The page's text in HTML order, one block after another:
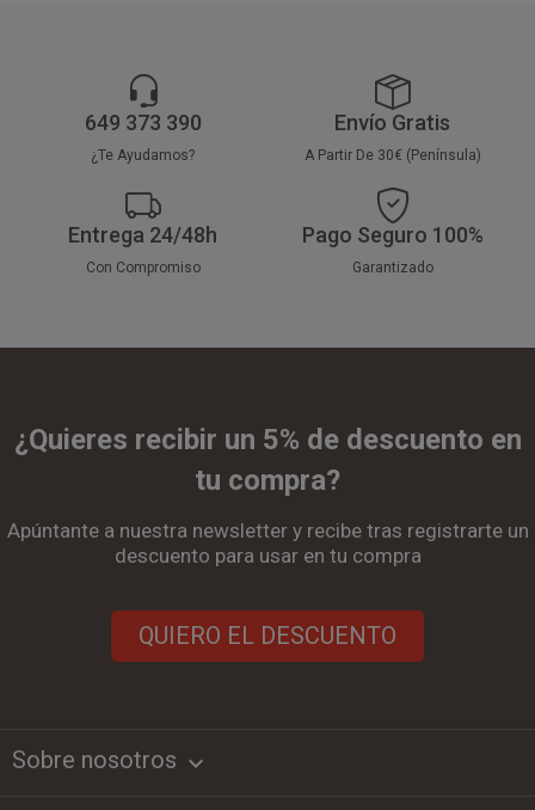
649 373 390
¿Te Ayudamos?
Envío Gratis
A Partir De 30€ (Península)
Entrega 24/48h
Con Compromiso
Pago Seguro 100%
Garantizado
¿Quieres recibir un 5% de descuento en
tu compra?
Apúntante a nuestra newsletter y recibe tras registrarte un
descuento para usar en tu compra
QUIERO EL DESCUENTO
Sobre nosotros keyboard_arrow_down